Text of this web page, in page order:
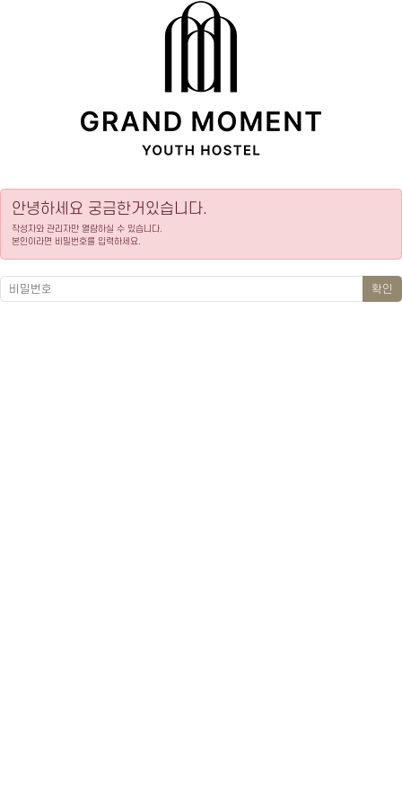
안녕하세요 궁금한거있습니다.
작성자와 관리자만 열람하실 수 있습니다.
본인이라면 비밀번호를 입력하세요.
확인